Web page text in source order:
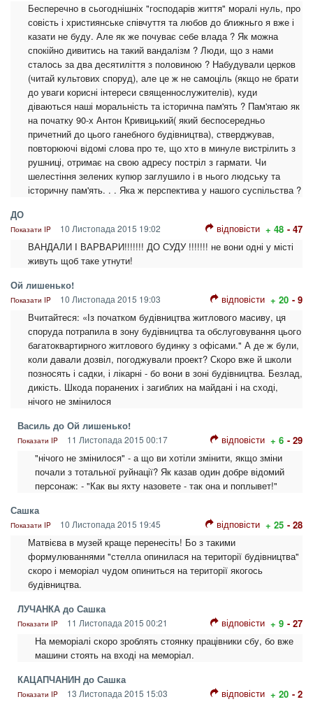
Бесперечно в сьогоднішніх "господарів життя" моралі нуль, про
совість і християнське співчуття та любов до ближньго я вже і
казати не буду. Але як же почуває себе влада ? Як можна
спокійно дивитись на такий вандалізм ? Люди, що з нами
сталось за два десятиліття з половиною ? Набудували церков
(читай культових споруд), але це ж не самоціль (якщо не брати
до уваги корисні інтереси священнослужителів), куди
діваються наші моральність та історична пам'ять ? Пам'ятаю як
на початку 90-х Антон Кривицький( який беспосередньо
причетний до цього ганебного будівництва), стверджував,
повторюючі відомі слова про те, що хто в минуле вистрілить з
рушниці, отримає на свою адресу постріл з гармати. Чи
шелестіння зелених купюр заглушило і в нього людську та
історичну пам'ять. . . Яка ж перспектива у нашого суспільства ?
ДО
Показати IP 10 Листопада 2015 19:02 відповісти + 48 - 47
ВАНДАЛИ І ВАРВАРИ!!!!!!! ДО СУДУ !!!!!!! не вони одні у місті
живуть щоб таке утнути!
Ой лишенько!
Показати IP 10 Листопада 2015 19:03 відповісти + 20 - 9
Вчитайтеся: «Із початком будівництва житлового масиву, ця
споруда потрапила в зону будівництва та обслуговування цього
багатоквартирного житлового будинку з офісами." А де ж були,
коли давали дозвіл, погоджували проект? Скоро вже й школи
позносять і садки, і лікарні - бо вони в зоні будівництва. Безлад,
дикість. Шкода поранених і загиблих на майдані і на сході,
нічого не змінилося
Василь до Ой лишенько!
Показати IP 11 Листопада 2015 00:17 відповісти + 6 - 29
"нічого не змінилося" - а що ви хотіли змінити, якщо зміни
почали з тотальної руйнації? Як казав один добре відомий
персонаж: - "Как вы яхту назовете - так она и поплывет!"
Сашка
Показати IP 10 Листопада 2015 19:45 відповісти + 25 - 28
Матвієва в музей краще перенесіть! Бо з такими
формулюваннями "стелла опинилася на території будівництва"
скоро і меморіал чудом опиниться на території якогось
будівництва.
ЛУЧАНКА до Сашка
Показати IP 11 Листопада 2015 00:21 відповісти + 9 - 27
На меморіалі скоро зроблять стоянку працівники сбу, бо вже
машини стоять на вході на меморіал.
КАЦАПЧАНИН до Сашка
Показати IP 13 Листопада 2015 15:03 відповісти + 20 - 2